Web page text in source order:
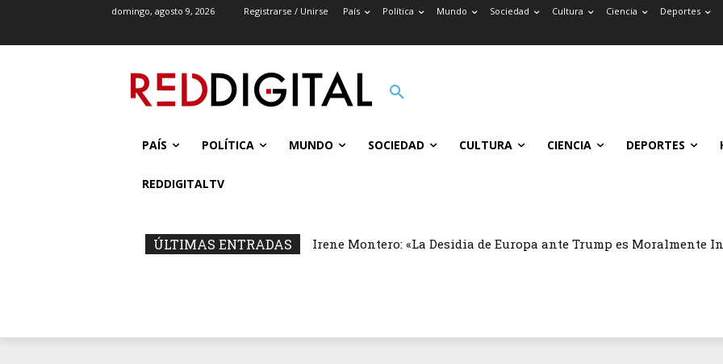
domingo, agosto 9, 2026 Registrarse / Unirse País Política Mundo Sociedad Cultura Ciencia Deportes
PAÍS POLÍTICA MUNDO SOCIEDAD CULTURA CIENCIA DEPORTES
REDDIGITALTV
ÚLTIMAS ENTRADAS Irene Montero: «La Desidia de Europa ante Trump es Moralmente